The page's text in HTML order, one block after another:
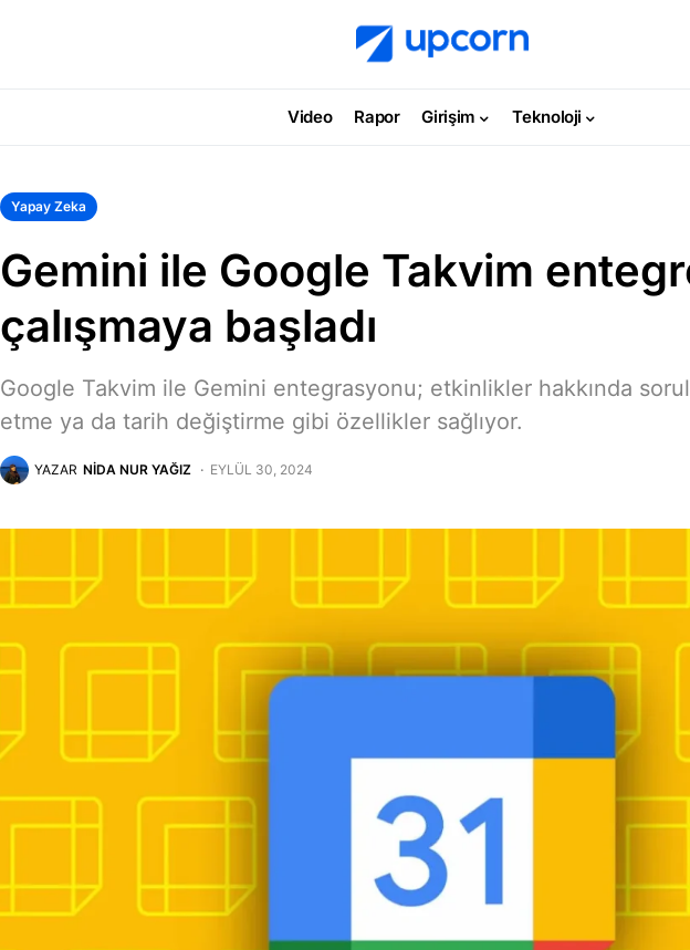
Video Rapor Girişim Teknoloji
Yapay Zeka
Gemini ile Google Takvim
çalışmaya başladı
Google Takvim ile Gemini entegrasyonu; etkinlikler hakkında
etme ya da tarih değiştirme gibi özellikler sağlıyor.
YAZAR NIDA NUR YAĞIZ EYLÜL 30, 2024